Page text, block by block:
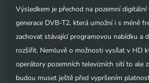
Výsledkem je přechod na pozemní digitální
generace DVB-T2, která umožní i s méně
zachovat stávající programovou nabídku a
rozšířit. Nemluvě o možnosti vysílat v HD
operátory pozemních televizních sítí to ale
budou muset ještě před vypršením